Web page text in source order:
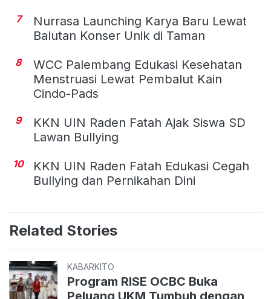
7
Nurrasa Launching Karya Baru Lewat
Balutan Konser Unik di Taman
8
WCC Palembang Edukasi Kesehatan
Menstruasi Lewat Pembalut Kain
Cindo-Pads
9
KKN UIN Raden Fatah Ajak Siswa SD
Lawan Bullying
10
KKN UIN Raden Fatah Edukasi Cegah
Bullying dan Pernikahan Dini
Related Stories
KABARKITO
Program RISE OCBC Buka
Peluang UKM Tumbuh dengan